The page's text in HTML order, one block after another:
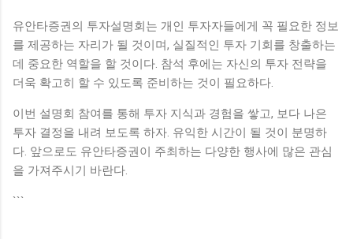
유안타증권의 투자설명회는 개인 투자자들에게 꼭 필요한 정보
를 제공하는 자리가 될 것이며, 실질적인 투자 기회를 창출하는
데 중요한 역할을 할 것이다. 참석 후에는 자신의 투자 전략을
더욱 확고히 할 수 있도록 준비하는 것이 필요하다.
이번 설명회 참여를 통해 투자 지식과 경험을 쌓고, 보다 나은
투자 결정을 내려 보도록 하자. 유익한 시간이 될 것이 분명하
다. 앞으로도 유안타증권이 주최하는 다양한 행사에 많은 관심
을 가져주시기 바란다.
```